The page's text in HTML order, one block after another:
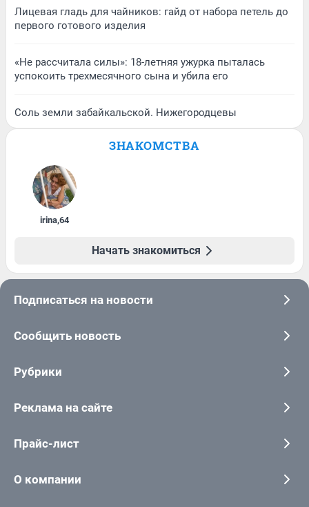
Лицевая гладь для чайников: гайд от набора петель до
первого готового изделия
«Не рассчитала силы»: 18-летняя ужурка пыталась
успокоить трехмесячного сына и убила его
Соль земли забайкальской. Нижегородцевы
ЗНАКОМСТВА
irina,64
Начать знакомиться
Подписаться на новости
Сообщить новость
Рубрики
Реклама на сайте
Прайс-лист
О компании